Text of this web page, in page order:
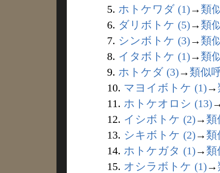
5. ホトケワダ (1)→ 類
6. ダリボトケ (5)→ 類
7. シンボトケ (3)→ 類
8. イタボトケ (1)→ 類
9. ホトケダ (3)→ 類似
10. マヨイボトケ (1)→
11. ホトケオロシ (13)
12. イシボトケ (2)→ 類
13. シキボトケ (2)→ 類
14. ホトケガタ (1)→ 類
15. オシラボトケ (1)→